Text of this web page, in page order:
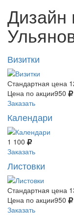
Дизайн
Визитки
Стандартная цена
Цена по акции950
Заказать
Календари
1 100
Заказать
Листовки
Стандартная цена
Цена по акции950
Заказать